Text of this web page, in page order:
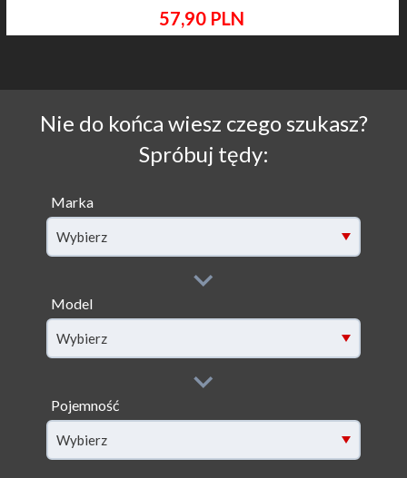
57,90 PLN
Nie do końca wiesz czego szukasz?
Spróbuj tędy:
Marka
Wybierz
Model
filter[model]
Wybierz
Pojemność
filter[capacity]
Wybierz